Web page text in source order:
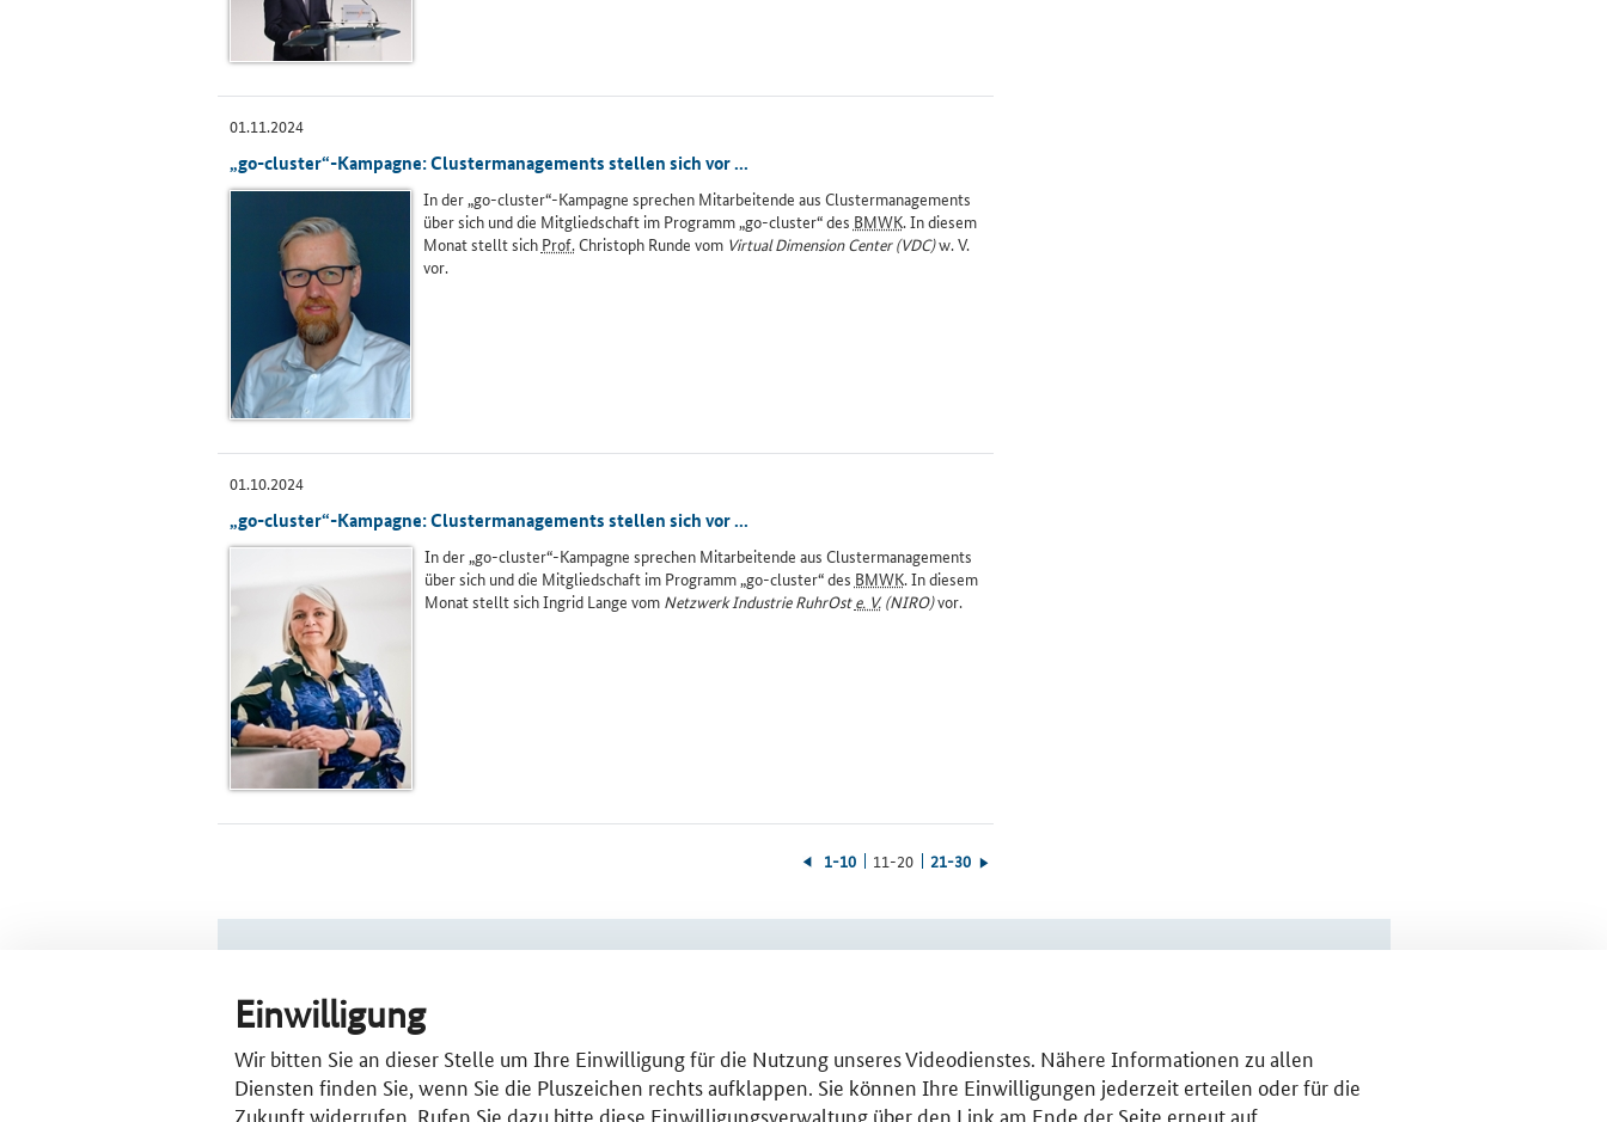
Einwilligung
Wir bitten Sie an dieser Stelle um Ihre Einwilligung für die Nutzung unseres Videodienstes. Nähere Informationen zu allen
Diensten finden Sie, wenn Sie die Pluszeichen rechts aufklappen. Sie können Ihre Einwilligungen jederzeit erteilen oder für die
Zukunft widerrufen. Rufen Sie dazu bitte diese Einwilligungsverwaltung über den Link am Ende der Seite erneut auf.
01.11.2024
„go-cluster“-Kampagne: Clustermanagements stellen sich vor ...
In der „go-cluster“-Kampagne sprechen Mitarbeitende aus Clustermanagements
über sich und die Mitgliedschaft im Programm „go-cluster“ des BMWK. In diesem
Monat stellt sich Prof.Christoph Runde vom Virtual Dimension Center(VDC)w. V.
vor.
01.10.2024
„go-cluster“-Kampagne: Clustermanagements stellen sich vor ...
In der „go-cluster“-Kampagne sprechen Mitarbeitende aus Clustermanagements
über sich und die Mitgliedschaft im Programm „go-cluster“ des BMWK. In diesem
Monat stellt sich Ingrid Lange vom Netzwerk Industrie RuhrOste. V.(NIRO)vor.
zurück
1-10 11-20 21-30
CLUSTERSUCHE
Deutschlandkarte
Allgemeine Clustersuche
Bund
Län­der
Eu­ro­pa
Veranstaltungen
Meldungen
Dokumente und